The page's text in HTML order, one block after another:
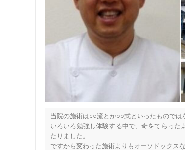
特に、捻挫や肉離れに鍼灸施術をお勧めしま
①松葉杖をついてた方が1ヶ月後の試合に出場
②フットサルで内出血をする程の右足捻挫をし
翌週のフットサルに参加できるまでの状態に〜
この様なケースを多く経験しておりますので
お困りの際は当院までお問い合わせください。
◆当院のココがいい！
①低価格で通いやすい
②21時まで営業
③祝日も営業
④予約制なので待ち時間がない
当院の施術は○○流とか○○式といったものでは
いろいろ勉強し体験する中で、奇をてらっ
たりました。
ですから変わった施術よりもオーソドックス